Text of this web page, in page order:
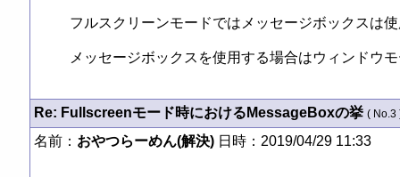
フルスクリーンモードではメッセージボックスは
メッセージボックスを使用する場合はウィンドウ
Re: Fullscreenモード時におけるMessageBoxの挙 ( No.3
名前： おやつらーめん(解決) 日時：2019/04/29 11:33